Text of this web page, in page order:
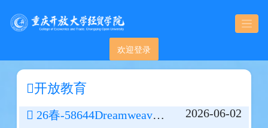
欢迎登录
开放教育
26春-58644Dreamweaver网页设计复习资料 2026-06-02